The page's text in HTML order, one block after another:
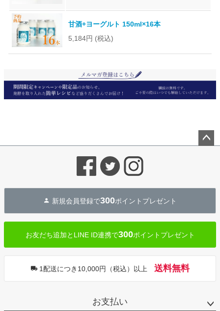
甘酒+ヨーグルト 150ml×16本
5,184円 (税込)
新規会員登録で300ポイントプレゼント
お友だち追加とLINE ID連携で300ポイントプレゼント
1配送につき10,000円（税込）以上 送料無料
お支払い